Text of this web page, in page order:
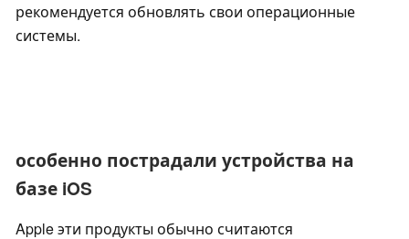
рекомендуется обновлять свои операционные
системы.
особенно пострадали устройства на
базе iOS
Apple эти продукты обычно считаются